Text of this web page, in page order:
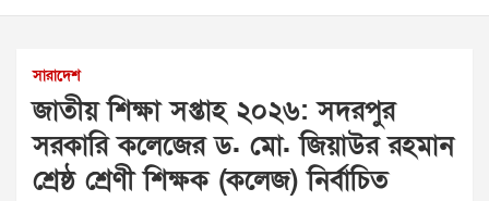
সারাদেশ
জাতীয় শিক্ষা সপ্তাহ ২০২৬: সদরপুর
সরকারি কলেজের ড. মো. জিয়াউর রহমান
শ্রেষ্ঠ শ্রেণী শিক্ষক (কলেজ) নির্বাচিত